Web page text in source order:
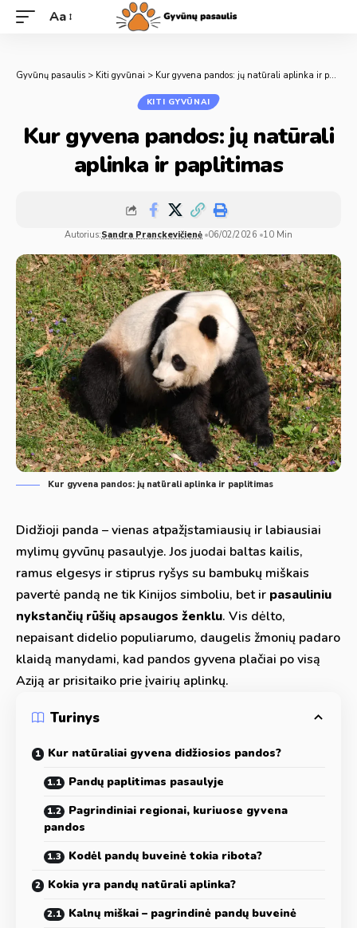
Aa
Gyvūnų pasaulis > Kiti gyvūnai > Kur gyvena pandos: jų natūrali aplinka ir paplitimas
KITI GYVŪNAI
Kur gyvena pandos: jų natūrali
aplinka ir paplitimas
Autorius:Sandra Pranckevičienė 06/02/2026 10 Min
Kur gyvena pandos: jų natūrali aplinka ir paplitimas
Didžioji panda – vienas atpažįstamiausių ir labiausiai
mylimų gyvūnų pasaulyje. Jos juodai baltas kailis,
ramus elgesys ir stiprus ryšys su bambukų miškais
pavertė pandą ne tik Kinijos simboliu, bet ir pasauliniu
nykstančių rūšių apsaugos ženklu. Vis dėlto,
nepaisant didelio populiarumo, daugelis žmonių padaro
klaidą manydami, kad pandos gyvena plačiai po visą
Aziją ar prisitaiko prie įvairių aplinkų.
Turinys
Kur natūraliai gyvena didžiosios pandos?
Pandų paplitimas pasaulyje
Pagrindiniai regionai, kuriuose gyvena
pandos
Kodėl pandų buveinė tokia ribota?
Kokia yra pandų natūrali aplinka?
Kalnų miškai – pagrindinė pandų buveinė